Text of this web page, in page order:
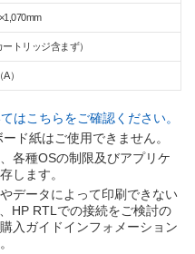
トリッジ含まず）
）
はこちらをご確認ください。
ド紙はご使用できません。
各種OSの制限及びアプリケ
します。
データによって印刷できない
HP RTLでの接続をご検討の
入ガイドインフォメーション